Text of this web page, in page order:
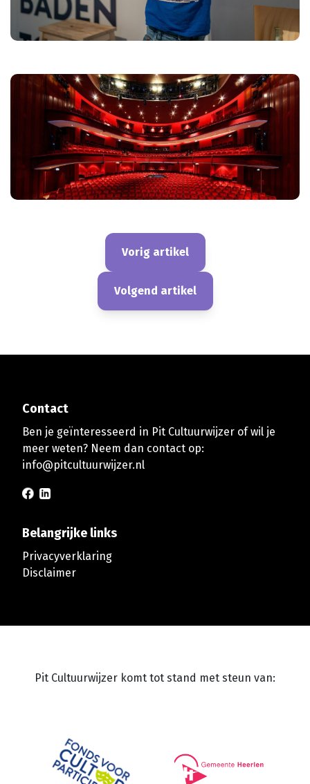
Vorig artikel
Volgend artikel
Contact
Ben je geïnteresseerd in Pit Cultuurwijzer of wil je
meer weten? Neem dan contact op:
info@pitcultuurwijzer.nl
Belangrijke links
Privacyverklaring
Disclaimer
Pit Cultuurwijzer komt tot stand met steun van: